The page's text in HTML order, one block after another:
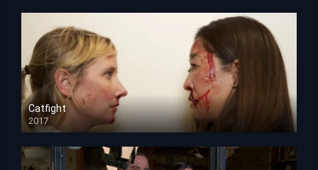
Catfight
2017
HD 720p